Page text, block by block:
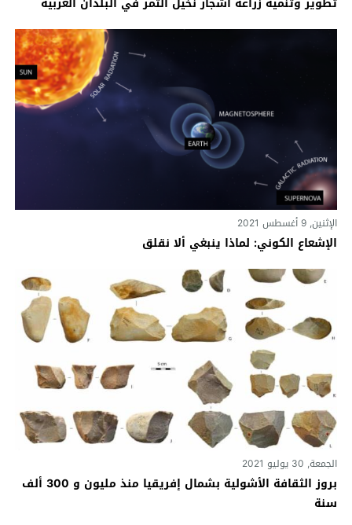
الإثنين, 9 أغسطس 2021
الإشعاع الكوني: لماذا ينبغي ألا نقلق
الجمعة, 30 يوليو 2021
بروز الثقافة الأشولية بشمال إفريقيا منذ مليون و 300 ألف
سنة